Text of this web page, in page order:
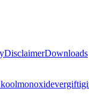
DisclaimerDownloads